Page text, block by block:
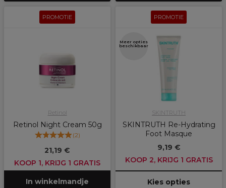
PROMOTIE
Retinol
Retinol Night Cream 50g
(2)
21,19 €
KOOP 1, KRIJG 1 GRATIS
In winkelmandje
PROMOTIE
Meer opties
beschikbaar
SKINTRUTH
SKINTRUTH Re-Hydrating
Foot Masque
9,19 €
KOOP 2, KRIJG 1 GRATIS
Kies opties